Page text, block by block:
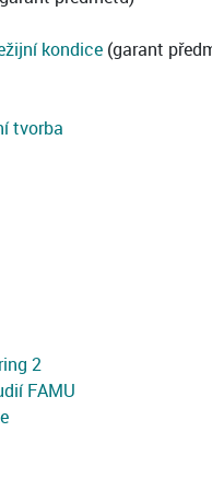
kondice (garant
tvorba
2
FAMU